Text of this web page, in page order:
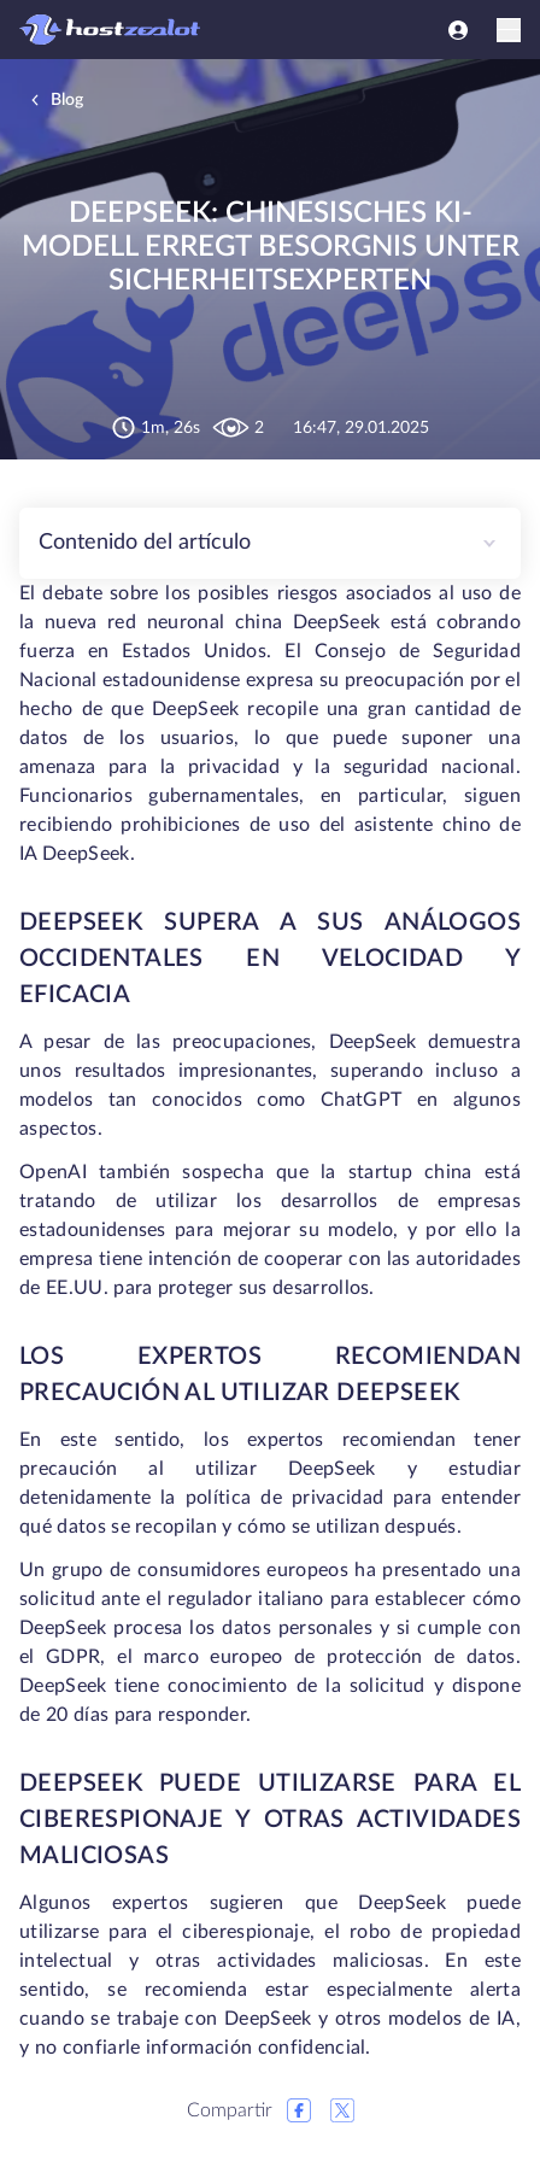
Blog
DEEPSEEK: CHINESISCHES KI-
MODELL ERREGT BESORGNIS UNTER
SICHERHEITSEXPERTEN
1m, 26s 2 16:47, 29.01.2025
Contenido del artículo
El debate sobre los posibles riesgos asociados al uso de
la nueva red neuronal china DeepSeek está cobrando
fuerza en Estados Unidos. El Consejo de Seguridad
Nacional estadounidense expresa su preocupación por el
hecho de que DeepSeek recopile una gran cantidad de
datos de los usuarios, lo que puede suponer una
amenaza para la privacidad y la seguridad nacional.
Funcionarios gubernamentales, en particular, siguen
recibiendo prohibiciones de uso del asistente chino de
IA DeepSeek.
DEEPSEEK SUPERA A SUS ANÁLOGOS
OCCIDENTALES EN VELOCIDAD Y
EFICACIA
A pesar de las preocupaciones, DeepSeek demuestra
unos resultados impresionantes, superando incluso a
modelos tan conocidos como ChatGPT en algunos
aspectos.
OpenAI también sospecha que la startup china está
tratando de utilizar los desarrollos de empresas
estadounidenses para mejorar su modelo, y por ello la
empresa tiene intención de cooperar con las autoridades
de EE.UU. para proteger sus desarrollos.
LOS EXPERTOS RECOMIENDAN
PRECAUCIÓN AL UTILIZAR DEEPSEEK
En este sentido, los expertos recomiendan tener
precaución al utilizar DeepSeek y estudiar
detenidamente la política de privacidad para entender
qué datos se recopilan y cómo se utilizan después.
Un grupo de consumidores europeos ha presentado una
solicitud ante el regulador italiano para establecer cómo
DeepSeek procesa los datos personales y si cumple con
el GDPR, el marco europeo de protección de datos.
DeepSeek tiene conocimiento de la solicitud y dispone
de 20 días para responder.
DEEPSEEK PUEDE UTILIZARSE PARA EL
CIBERESPIONAJE Y OTRAS ACTIVIDADES
MALICIOSAS
Algunos expertos sugieren que DeepSeek puede
utilizarse para el ciberespionaje, el robo de propiedad
intelectual y otras actividades maliciosas. En este
sentido, se recomienda estar especialmente alerta
cuando se trabaje con DeepSeek y otros modelos de IA,
y no confiarle información confidencial.
Compartir